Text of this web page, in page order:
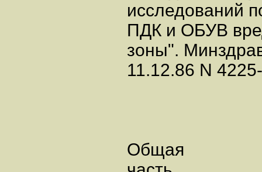
исследований
ПДК и ОБУВ
зоны".
11.12.86 N
Общая